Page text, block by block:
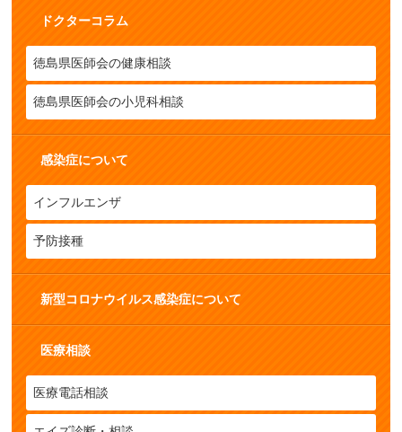
ドクターコラム
徳島県医師会の健康相談
徳島県医師会の小児科相談
感染症について
インフルエンザ
予防接種
新型コロナウイルス感染症について
医療相談
医療電話相談